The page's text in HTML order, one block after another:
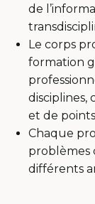
de
Le corps
formation
disciplines,
et de
Chaque
problèmes
différents